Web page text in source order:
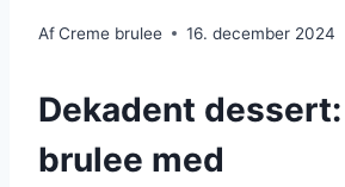
AfCreme brulee 16. december 2024
Dekadent
brulee med